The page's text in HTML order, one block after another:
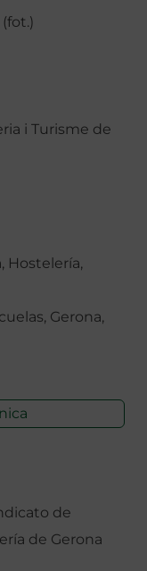
i Turisme de
Hostelería,
Gerona,
de
de Gerona